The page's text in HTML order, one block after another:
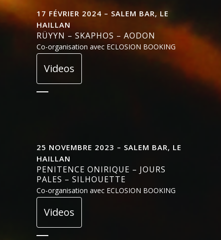
17 FÉVRIER 2024 – SALEM BAR, LE
HAILLAN
RÜYYN – SKAPHOS – AODON
Co-organisation avec ECLOSION BOOKING
Videos
25 NOVEMBRE 2023 – SALEM BAR, LE
HAILLAN
PENITENCE ONIRIQUE – JOURS
PALES – SILHOUETTE
Co-organisation avec ECLOSION BOOKING
Videos